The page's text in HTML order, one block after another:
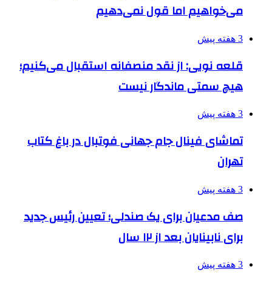
می‌خواهیم اما قول نمی‌دهیم
3 هفته پیش
قلعه نویی: از نقد منصفانه استقبال می‌کنیم؛
هیچ سمتی ماندگار نیست
3 هفته پیش
تماشای فینال جام جهانی فوتبال در باغ کتاب
تهران
3 هفته پیش
صف مدعیان برای یک صندلی؛ تعیین رئیس جدید
برای نابینایان بعد از ۱۲ سال
3 هفته پیش